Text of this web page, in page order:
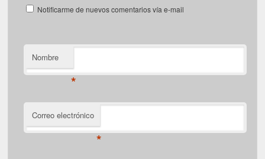
Notificarme de nuevos comentarios vía e-mail
Nombre
*
Correo electrónico
*